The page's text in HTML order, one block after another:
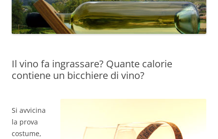
Il vino fa ingrassare? Quante calorie
contiene un bicchiere di vino?
Si avvicina
la prova
costume,